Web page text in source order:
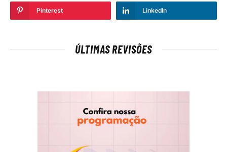
Pinterest LinkedIn
ÚLTIMAS REVISÕES